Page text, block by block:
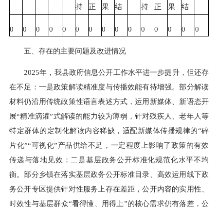
持
正
果
结
持
正
果
结
0 0 0 0 0 0 0 0 0 0 0 0 0 0 0
五、存在的主要问题及改进情况
2025年，我县政府信息公开工作水平进一步提升，但还存
在不足：一是政策解读精准度与传播效能有待增强。部分解读
材料仍沿用传统政策性语言表述方式，运用新媒体、新语态开
展“精准滴灌”式解读的能力较为薄弱，针对残疾人、老年人等
特定群体的定制化解读内容稀缺，适配新媒体传播规律的“碎
片化”“可视化”产品供给不足，一定程度上影响了政策的有效
传递与落地见效；二是基层政务公开标准化规范化水平不均
衡。部分乡镇在落实基层政务公开标准目录、高效运用线下政
务公开专区提供针对性服务上存在差距，公开内容的实用性、
时效性与基层群众“看得懂、用得上”的核心需求仍有落差，公